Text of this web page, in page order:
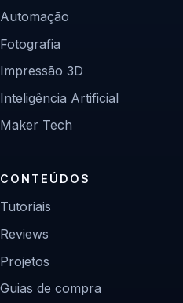
Automação
Fotografia
Impressão 3D
Inteligência Artificial
Maker Tech
CONTEÚDOS
Tutoriais
Reviews
Projetos
Guias de compra